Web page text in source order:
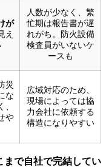
が
え
人数が少なく、繁
忙期は報告書が遅
れがち。防火設備
検査員がいないケ
ースも
災
な
や
広域対応のため、
現場によっては協
力会社に依頼する
構造になりやすい
まで自社で完結してい